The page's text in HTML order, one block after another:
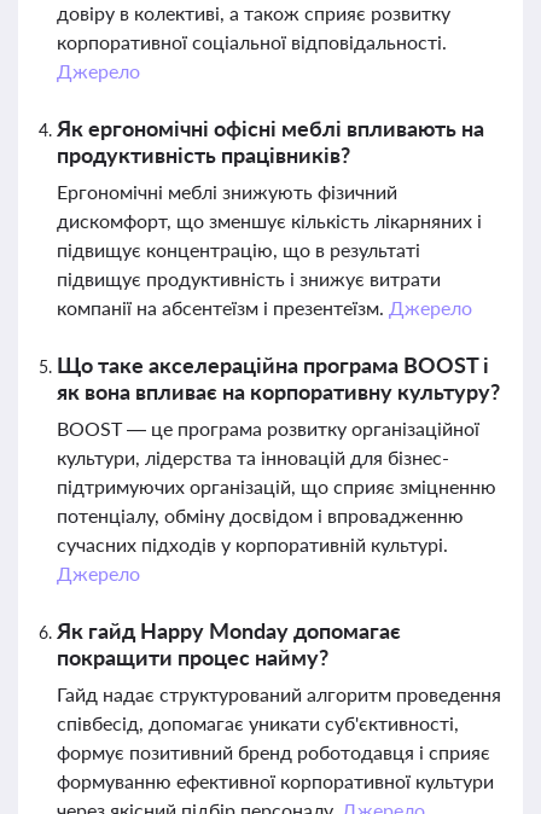
довіру в колективі, а також сприяє розвитку
корпоративної соціальної відповідальності.
Джерело
Як ергономічні офісні меблі впливають на
продуктивність працівників?
Ергономічні меблі знижують фізичний
дискомфорт, що зменшує кількість лікарняних і
підвищує концентрацію, що в результаті
підвищує продуктивність і знижує витрати
компанії на абсентеїзм і презентеїзм. Джерело
Що таке акселераційна програма BOOST і
як вона впливає на корпоративну культуру?
BOOST — це програма розвитку організаційної
культури, лідерства та інновацій для бізнес-
підтримуючих організацій, що сприяє зміцненню
потенціалу, обміну досвідом і впровадженню
сучасних підходів у корпоративній культурі.
Джерело
Як гайд Happy Monday допомагає
покращити процес найму?
Гайд надає структурований алгоритм проведення
співбесід, допомагає уникати суб'єктивності,
формує позитивний бренд роботодавця і сприяє
формуванню ефективної корпоративної культури